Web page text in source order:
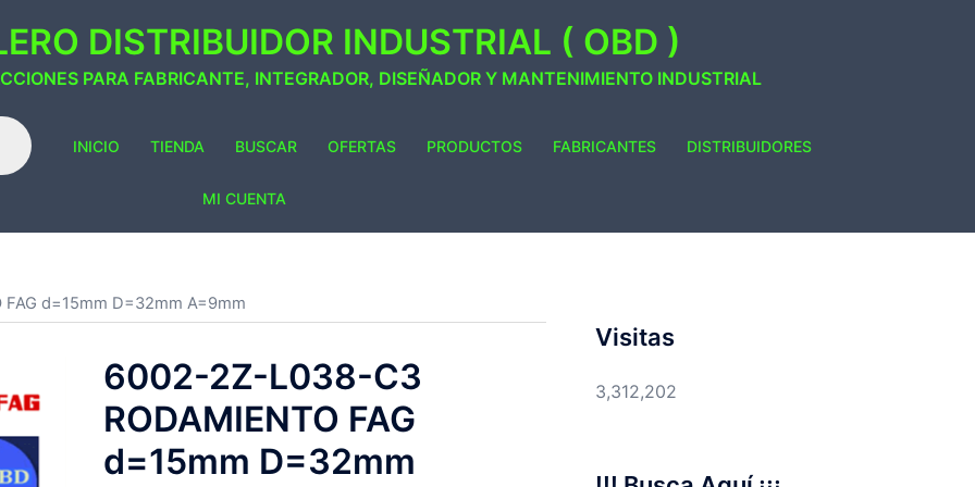
DISTRIBUIDOR INDUSTRIAL ( OBD )
PARA FABRICANTE, INTEGRADOR, DISEÑADOR Y MANTENIMIENTO INDUSTRIAL
INICIO TIENDA BUSCAR OFERTAS PRODUCTOS FABRICANTES DISTRIBUIDORES
MI CUENTA
d=15mm D=32mm A=9mm
6002-2Z-L038-C3
RODAMIENTO FAG
d=15mm D=32mm
Visitas
3,312,202